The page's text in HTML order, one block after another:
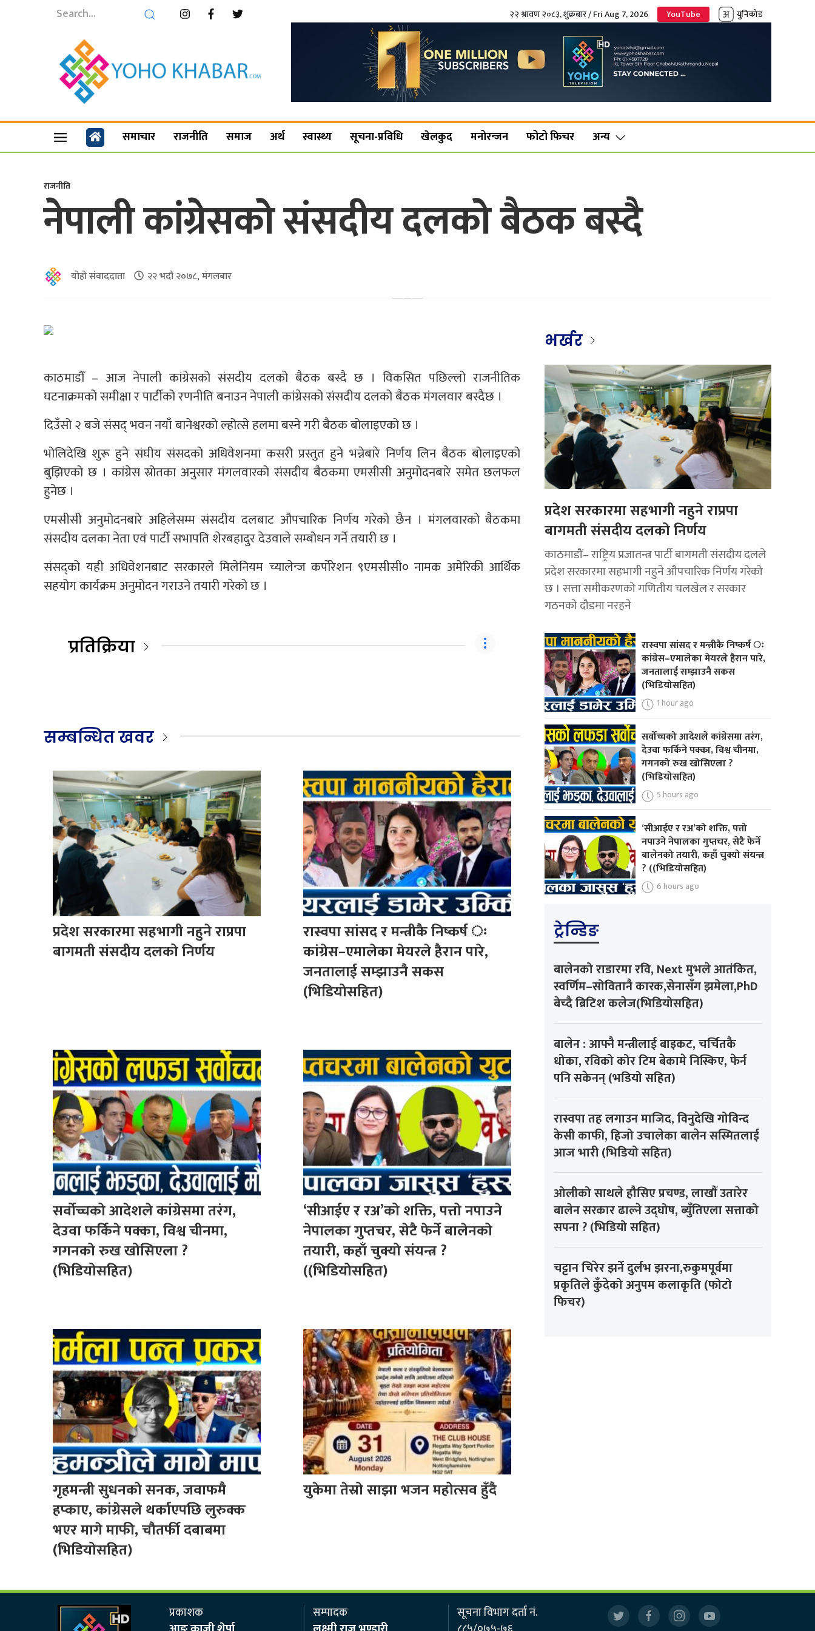
२२ श्रावण २०८३, शुक्रबार / Fri Aug 7, 2026 YouTube युनिकोड
समाचार राजनीति समाज अर्थ स्वास्थ्य सूचना-प्रविधि खेलकुद मनोरन्जन फोटो फिचर अन्य
राजनीति
नेपाली कांग्रेसको संसदीय दलको बैठक बस्दै
योहो संवाददाता २२ भदौ २०७८, मंगलबार
काठमाडौँ – आज नेपाली कांग्रेसको संसदीय दलको बैठक बस्दै छ । विकसित पछिल्लो राजनीतिक
घटनाक्रमको समीक्षा र पार्टीको रणनीति बनाउन नेपाली कांग्रेसको संसदीय दलको बैठक मंगलवार बस्दैछ ।
दिउँसो २ बजे संसद् भवन नयाँ बानेश्वरको ल्होत्से हलमा बस्ने गरी बैठक बोलाइएको छ ।
भोलिदेखि शुरू हुने संघीय संसदको अधिवेशनमा कसरी प्रस्तुत हुने भन्नेबारे निर्णय लिन बैठक बोलाइएको
बुझिएको छ । कांग्रेस स्रोतका अनुसार मंगलवारको संसदीय बैठकमा एमसीसी अनुमोदनबारे समेत छलफल
हुनेछ ।
एमसीसी अनुमोदनबारे अहिलेसम्म संसदीय दलबाट औपचारिक निर्णय गरेको छैन । मंगलवारको बैठकमा
संसदीय दलका नेता एवं पार्टी सभापति शेरबहादुर देउवाले सम्बोधन गर्ने तयारी छ ।
संसद्को यही अधिवेशनबाट सरकारले मिलेनियम च्यालेन्ज कर्पोरेशन ९एमसीसी० नामक अमेरिकी आर्थिक
सहयोग कार्यक्रम अनुमोदन गराउने तयारी गरेको छ ।
प्रतिक्रिया
सम्बन्धित खवर
प्रदेश सरकारमा सहभागी नहुने राप्रपा
बागमती संसदीय दलको निर्णय
रास्वपा सांसद र मन्त्रीकै निष्कर्ष ः
कांग्रेस–एमालेका मेयरले हैरान पारे,
जनतालाई सम्झाउनै सकस
(भिडियोसहित)
सर्वोच्चको आदेशले कांग्रेसमा तरंग,
देउवा फर्किने पक्का, विश्व चीनमा,
गगनको रुख खोसिएला ?
(भिडियोसहित)
‘सीआईए र रअ’को शक्ति, पत्तो नपाउने
नेपालका गुप्तचर, सेटै फेर्ने बालेनको
तयारी, कहाँ चुक्यो संयन्त्र ?
((भिडियोसहित)
गृहमन्त्री सुधनको सनक, जवाफमै
हप्काए, कांग्रेसले थर्काएपछि लुरुक्क
भएर मागे माफी, चौतर्फी दबाबमा
(भिडियोसहित)
युकेमा तेस्रो साझा भजन महोत्सव हुँदै
भर्खर
प्रदेश सरकारमा सहभागी नहुने राप्रपा
बागमती संसदीय दलको निर्णय
काठमाडौं– राष्ट्रिय प्रजातन्त्र पार्टी बागमती संसदीय दलले
प्रदेश सरकारमा सहभागी नहुने औपचारिक निर्णय गरेको
छ । सत्ता समीकरणको गणितीय चलखेल र सरकार
गठनको दौडमा नरहने
रास्वपा सांसद र मन्त्रीकै निष्कर्ष ः
कांग्रेस–एमालेका मेयरले हैरान पारे,
जनतालाई सम्झाउनै सकस
(भिडियोसहित)
1 hour ago
सर्वोच्चको आदेशले कांग्रेसमा तरंग,
देउवा फर्किने पक्का, विश्व चीनमा,
गगनको रुख खोसिएला ?
(भिडियोसहित)
5 hours ago
‘सीआईए र रअ’को शक्ति, पत्तो
नपाउने नेपालका गुप्तचर, सेटै फेर्ने
बालेनको तयारी, कहाँ चुक्यो संयन्त्र
? ((भिडियोसहित)
6 hours ago
ट्रेन्डिङ
बालेनको राडारमा रवि, Next मुभले आतंकित,
स्वर्णिम–सोवितानै कारक,सेनासँग झमेला,PhD
बेच्दै ब्रिटिश कलेज(भिडियोसहित)
बालेन : आफ्नै मन्त्रीलाई बाइकट, चर्चितकै
धोका, रविको कोर टिम बेकामे निस्किए, फेर्न
पनि सकेनन् (भडियो सहित)
रास्वपा तह लगाउन माजिद, विनुदेखि गोविन्द
केसी काफी, हिजो उचालेका बालेन सस्मितलाई
आज भारी (भिडियो सहित)
ओलीको साथले हौसिए प्रचण्ड, लाखौँ उतारेर
बालेन सरकार ढाल्ने उद्घोष, ब्युँतिएला सत्ताको
सपना ? (भिडियो सहित)
चट्टान चिरेर झर्ने दुर्लभ झरना,रुकुमपूर्वमा
प्रकृतिले कुँदेको अनुपम कलाकृति (फोटो
फिचर)
प्रकाशक सम्पादक
सूचना विभाग दर्ता नं.